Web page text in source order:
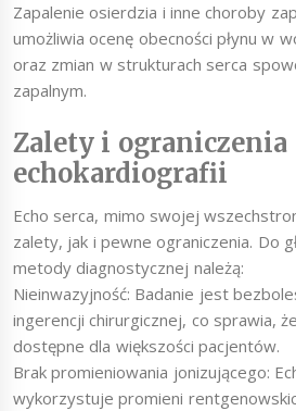
Zapalenie osierdzia i inne choroby
umożliwia ocenę obecności płynu w
oraz zmian w strukturach serca
zapalnym.
Zalety i ograniczenia
echokardiografii
Echo serca, mimo swojej
zalety, jak i pewne ograniczenia. Do
metody diagnostycznej należą:
Nieinwazyjność: Badanie jest
ingerencji chirurgicznej, co sprawia,
dostępne dla większości pacjentów.
Brak promieniowania jonizującego:
wykorzystuje promieni